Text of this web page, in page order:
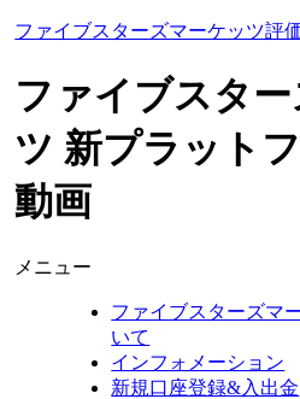
ファイブスターズマーケッツ評
ファイブスタ
ツ 新プラット
動画
メニュー
ファイブスターズマ
いて
インフォメーション
新規口座登録&入出金